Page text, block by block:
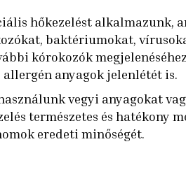
hőkezelést alkalmazunk,
baktériumokat,
kórokozók
anyagok jelenlétét is.
vegyi anyagokat
természetes és hatékony
eredeti minőségét.